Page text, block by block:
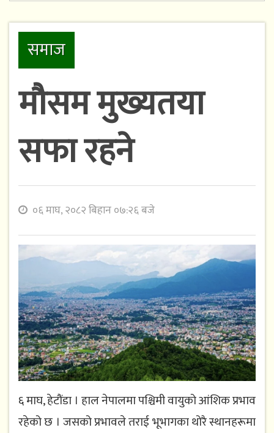
समाज
मौसम मुख्यतया
सफा रहने
०६ माघ, २०८२ बिहान ०७:२६ बजे
६ माघ, हेटौंडा । हाल नेपालमा पश्चिमी वायुको आंशिक प्रभाव
रहेको छ । जसको प्रभावले तराई भूभागका थोरै स्थानहरूमा